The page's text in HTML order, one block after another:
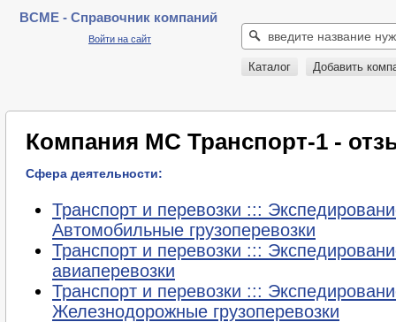
BCME - Справочник компаний
Войти на сайт
Каталог Добавить
Компания МС Транспорт-1 -
Сфера деятельности:
Транспорт и перевозки :::
Автомобильные грузоперевозки
Транспорт и перевозки :::
авиаперевозки
Транспорт и перевозки :::
Железнодорожные грузоперевозки